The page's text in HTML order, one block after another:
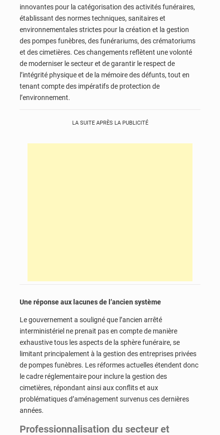
innovantes pour la catégorisation des activités funéraires,
établissant des normes techniques, sanitaires et
environnementales strictes pour la création et la gestion
des pompes funèbres, des funérariums, des crématoriums
et des cimetières. Ces changements reflètent une volonté
de moderniser le secteur et de garantir le respect de
l’intégrité physique et de la mémoire des défunts, tout en
tenant compte des impératifs de protection de
l’environnement.
LA SUITE APRÈS LA PUBLICITÉ
Une réponse aux lacunes de l’ancien système
Le gouvernement a souligné que l’ancien arrêté
interministériel ne prenait pas en compte de manière
exhaustive tous les aspects de la sphère funéraire, se
limitant principalement à la gestion des entreprises privées
de pompes funèbres. Les réformes actuelles étendent donc
le cadre réglementaire pour inclure la gestion des
cimetières, répondant ainsi aux conflits et aux
problématiques d’aménagement survenus ces dernières
années.
Professionnalisation du secteur et